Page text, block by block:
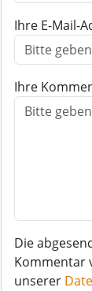
Ihre E-Mail-
Ihre
Die
Kommentar
unserer